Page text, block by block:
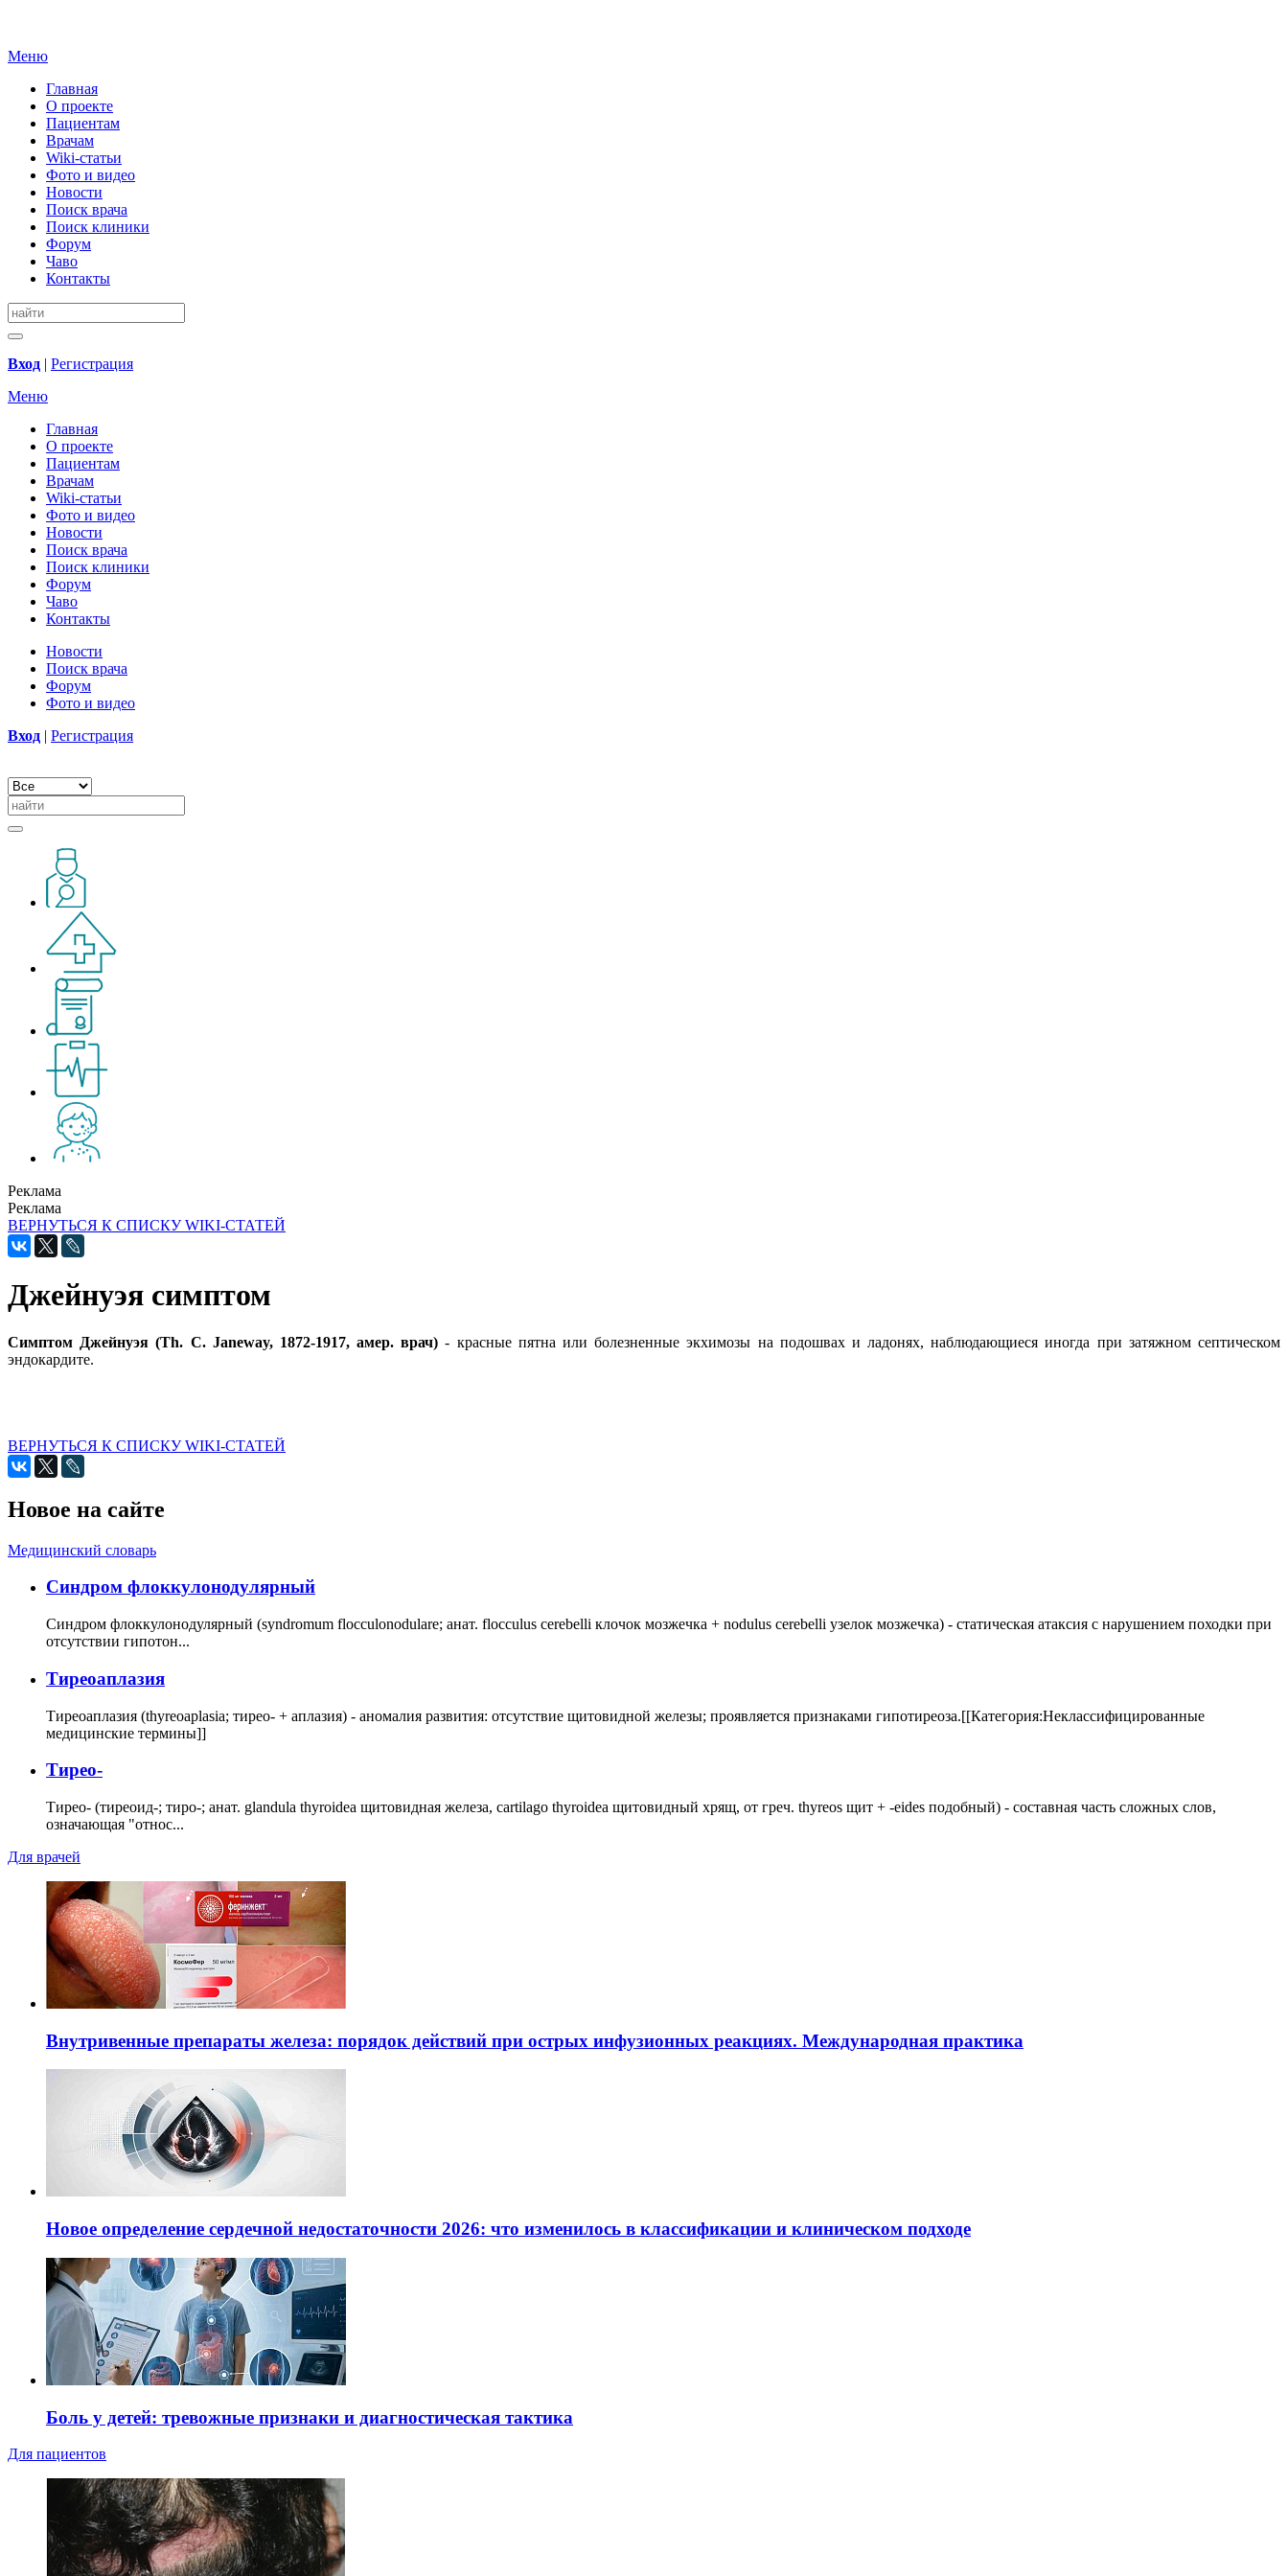
Меню
Главная
О проекте
Пациентам
Врачам
Wiki-статьи
Фото и видео
Новости
Поиск врача
Поиск клиники
Форум
Чаво
Контакты
Вход | Регистрация
Меню
Главная
О проекте
Пациентам
Врачам
Wiki-статьи
Фото и видео
Новости
Поиск врача
Поиск клиники
Форум
Чаво
Контакты
Новости
Поиск врача
Форум
Фото и видео
Вход | Регистрация
Реклама
Реклама
ВЕРНУТЬСЯ К СПИСКУ WIKI-СТАТЕЙ
Джейнуэя симптом
Симптом Джейнуэя (Th. С. Janeway, 1872-1917, амер. врач) - красные пятна или болезненные экхимозы на подошвах и ладонях, наблюдающиеся иногда при затяжном септическом
эндокардите.
ВЕРНУТЬСЯ К СПИСКУ WIKI-СТАТЕЙ
Новое на сайте
Медицинский словарь
Cиндром флоккулонодулярный
Синдром флоккулонодулярный (syndromum flocculonodulare; анат. flocculus cerebelli клочок мозжечка + nodulus cerebelli узелок мозжечка) - статическая атаксия с нарушением походки при
отсутствии гипотон...
Тиреоаплазия
Тиреоаплазия (thyreoaplasia; тирео- + аплазия) - аномалия развития: отсутствие щитовидной железы; проявляется признаками гипотиреоза.[[Категория:Неклассифицированные
медицинские термины]]
Тирео-
Тирео- (тиреоид-; тиро-; анат. glandula thyroidea щитовидная железа, cartilago thyroidea щитовидный хрящ, от греч. thyreos щит + -eides подобный) - составная часть сложных слов,
означающая "относ...
Для врачей
Внутривенные препараты железа: порядок действий при острых инфузионных реакциях. Международная практика
Новое определение сердечной недостаточности 2026: что изменилось в классификации и клиническом подходе
Боль у детей: тревожные признаки и диагностическая тактика
Для пациентов